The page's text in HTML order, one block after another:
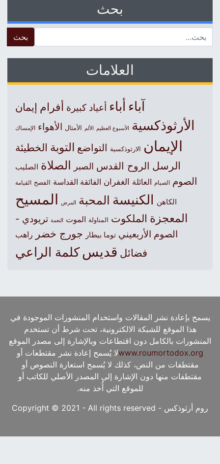
بحث
العلامات
آباءأباء أعياد كبيرة أفرام إيمان
الأرثوذكسية الأسبوع العظيم الألم الأمثال الأهواء الإمساك
الإيمان الارثوذكسية التواضع التوبة الخطيئة
الرسل الروح القدس الصبر الصلاة الصليب
الصوم الصيام العائلة الغفران الفائقة القداسة الفصح القيامة
الكاهن الكنيسةالمحبة المرض المسيح
المعجزة الملكوت المناولة الموت النعمة تريودي -
الصوم الأربعيني توما بيطار جورج خضر راهب
فضائل قديس كلمة الراعي
يسمح بإعادة نشر المقالات واستخدام المنشورات الموجودة في
هذا الموقع للشبكة الالكترونية، تحت شرط أن تستخدم
المنشورات بالكامل دون اقتطاعات وبالإشارة إلى مصدر الموقع
www.roumortodox.orgلا يُسمح إعادة نشر مقتطعات أو
مقتطفات من النص، كذلك لا يُسمح استعارة النصوص أو
مقتطفات منها دون الإشارة إلى المصدر الأصلي للكاتب أو
للموقع التي أُخذ منه.
روم أرثوذكس - Copyright © 2021 - All rights reserved